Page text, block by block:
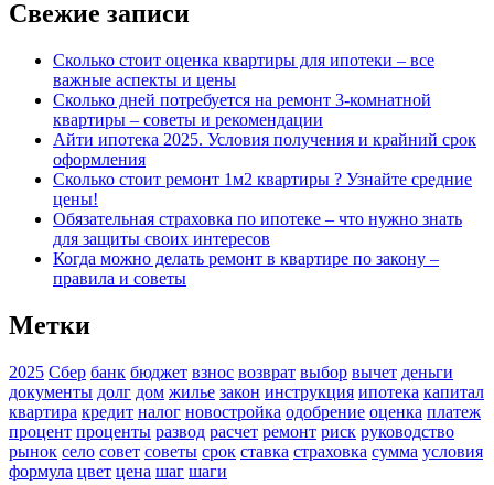
Свежие записи
Сколько стоит оценка квартиры для ипотеки – все
важные аспекты и цены
Сколько дней потребуется на ремонт 3-комнатной
квартиры – советы и рекомендации
Айти ипотека 2025. Условия получения и крайний срок
оформления
Сколько стоит ремонт 1м2 квартиры ? Узнайте средние
цены!
Обязательная страховка по ипотеке – что нужно знать
для защиты своих интересов
Когда можно делать ремонт в квартире по закону –
правила и советы
Метки
2025 Сбер банк бюджет взнос возврат выбор вычет деньги
документы долг дом жилье закон инструкция ипотека капитал
квартира кредит налог новостройка одобрение оценка платеж
процент проценты развод расчет ремонт риск руководство
рынок село совет советы срок ставка страховка сумма условия
формула цвет цена шаг шаги